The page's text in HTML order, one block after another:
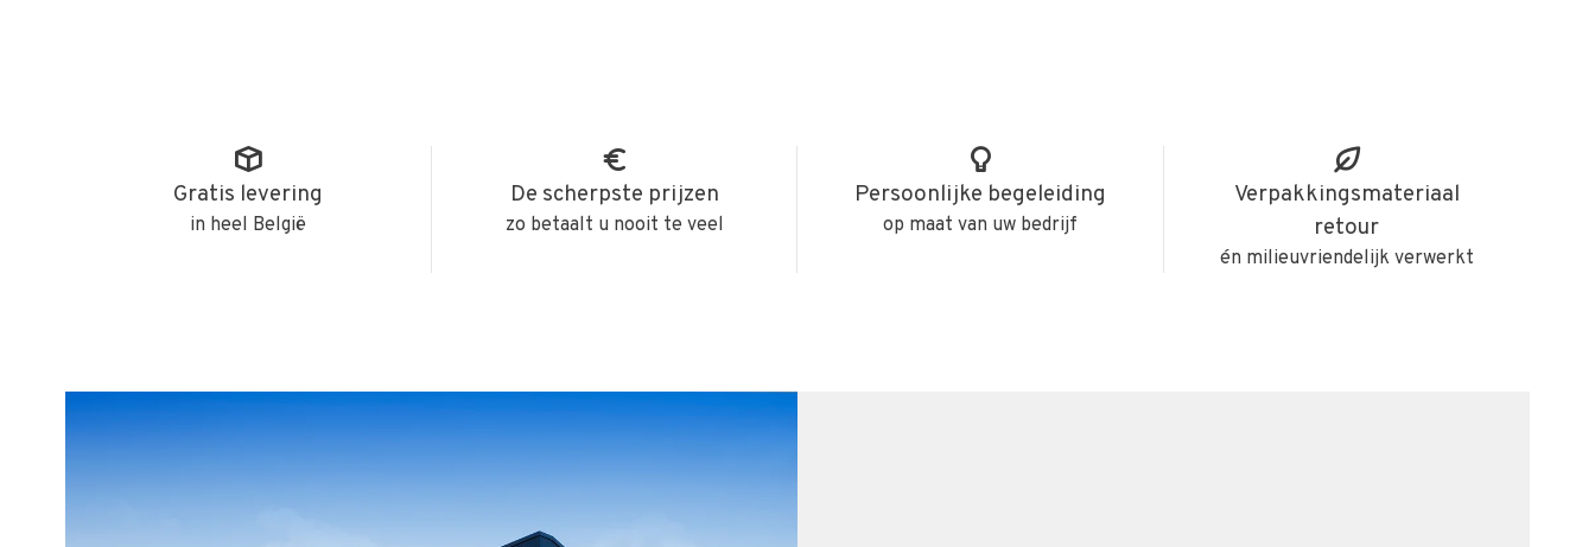
Gratis levering
in heel België
De scherpste prijzen
zo betaalt u nooit te veel
Persoonlijke begeleiding
op maat van uw bedrijf
Verpakkingsmateriaal
retour
én milieuvriendelijk verwerkt